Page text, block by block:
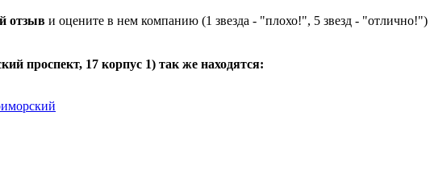
отзыв и оцените в нем компанию (1 звезда - "плохо!", 5 звезд - "отлично!")
проспект, 17 корпус 1) так же находятся: